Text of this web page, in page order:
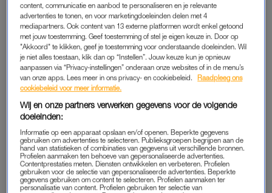
content, communicatie en aanbod te personaliseren en je relevante
advertenties te tonen, en voor marketingdoeleinden delen met 4
mediapartners. Ook content van 13 externe platformen wordt enkel getoond
met jouw toestemming. Geef toestemming of stel je eigen keuze in. Door op
"Akkoord" te klikken, geef je toestemming voor onderstaande doeleinden. Wil
je niet alles toestaan, klik dan op “Instellen”. Jouw keuze kun je opnieuw
aanpassen via “Privacy-instellingen” onderaan onze websites of in de menu’s
van onze apps. Lees meer in ons privacy- en cookiebeleid.
Raadpleeg ons
cookiebeleid voor meer informatie.
Wij en onze partners verwerken gegevens voor de volgende
doeleinden:
Informatie op een apparaat opslaan en/of openen. Beperkte gegevens
gebruiken om advertenties te selecteren. Publieksgroepen begrijpen aan de
hand van statistieken of combinaties van gegevens uit verschillende bronnen.
Profielen aanmaken ten behoeve van gepersonaliseerde advertenties.
Contentprestaties meten. Diensten ontwikkelen en verbeteren. Profielen
gebruiken voor de selectie van gepersonaliseerde advertenties. Beperkte
gegevens gebruiken om content te selecteren. Profielen aanmaken ter
personalisatie van content. Profielen gebruiken ter selectie van